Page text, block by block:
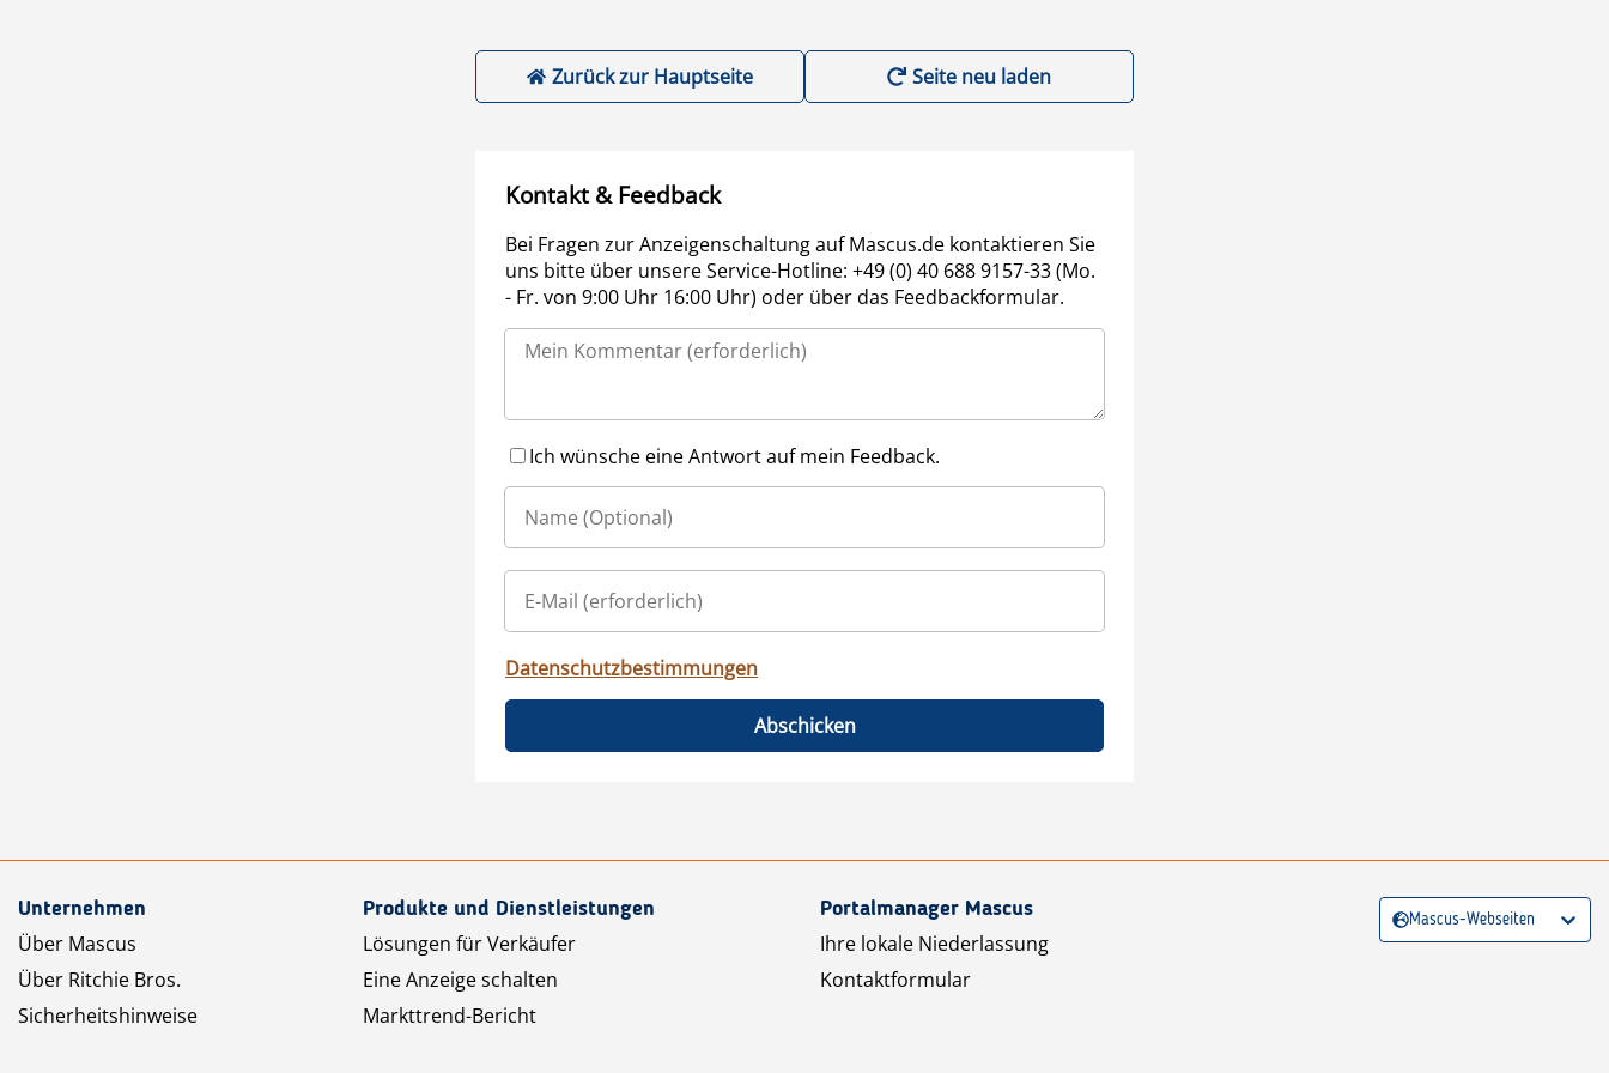
Zurück zur Hauptseite Seite neu laden
Kontakt & Feedback
Bei Fragen zur Anzeigenschaltung auf Mascus.de kontaktieren Sie
uns bitte über unsere Service-Hotline: +49 (0) 40 688 9157-33 (Mo.
- Fr. von 9:00 Uhr 16:00 Uhr) oder über das Feedbackformular.
Ich wünsche eine Antwort auf mein Feedback.
Datenschutzbestimmungen
Abschicken
Unternehmen
Über Mascus
Über Ritchie Bros.
Sicherheitshinweise
Produkte und Dienstleistungen
Lösungen für Verkäufer
Eine Anzeige schalten
Markttrend-Bericht
Portalmanager Mascus
Ihre lokale Niederlassung
Kontaktformular
Mascus-Webseiten